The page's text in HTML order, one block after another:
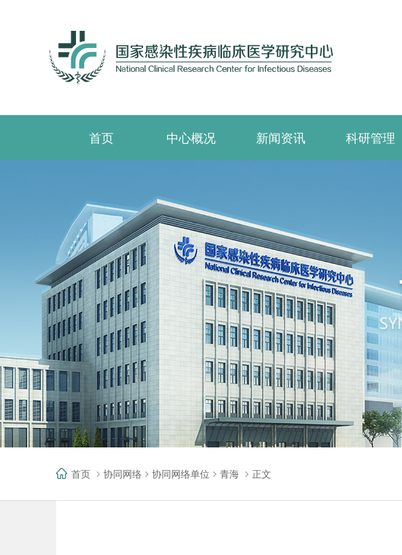
首页 中心概况 新闻资讯 科研管理
首页 协同网络 协同网络单位 青海 正文